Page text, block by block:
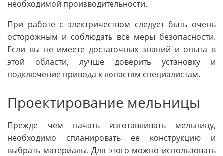
необходимой производительности.
При работе с электричеством следует быть очень
осторожным и соблюдать все меры безопасности.
Если вы не имеете достаточных знаний и опыта в
этой области, лучше доверить установку и
подключение привода к лопастям специалистам.
Проектирование мельницы
Прежде чем начать изготавливать мельницу,
необходимо спланировать ее конструкцию и
выбрать материалы. Для этого можно использовать